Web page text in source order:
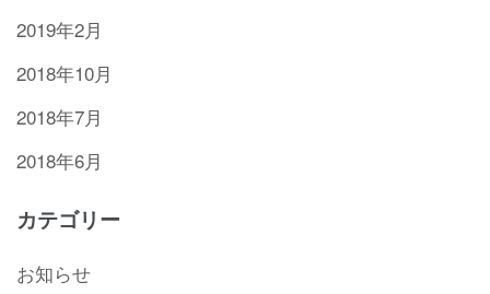
2019年2月
2018年10月
2018年7月
2018年6月
カテゴリー
お知らせ